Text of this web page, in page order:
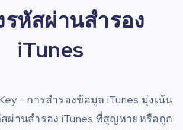
หัสผ่านสำรอง
iTunes
- การสำรองข้อมูล iTunes มุ่งเน้น
ผ่านสำรอง iTunes ที่สูญหายหรือถูก